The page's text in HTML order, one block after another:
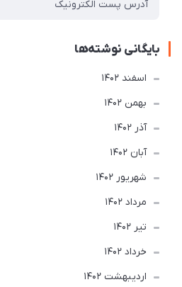
بایگانی نوشته‌ها
اسفند 1402
بهمن 1402
آذر 1402
آبان 1402
شهریور 1402
مرداد 1402
تير 1402
خرداد 1402
ارديبهشت 1402